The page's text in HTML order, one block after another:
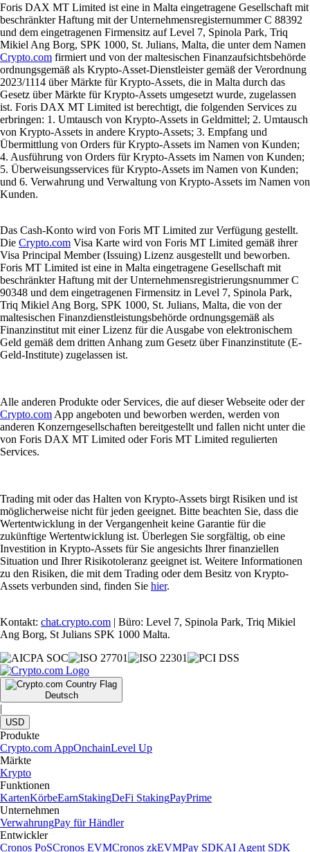
Foris DAX MT Limited ist eine in Malta eingetragene Gesellschaft mit
beschränkter Haftung mit der Unternehmensregisternummer C 88392
und dem eingetragenen Firmensitz auf Level 7, Spinola Park, Triq
Mikiel Ang Borg, SPK 1000, St. Julians, Malta, die unter dem Namen
Crypto.com firmiert und von der maltesischen Finanzaufsichtsbehörde
ordnungsgemäß als Krypto-Asset-Dienstleister gemäß der Verordnung
2023/1114 über Märkte für Krypto-Assets, die in Malta durch das
Gesetz über Märkte für Krypto-Assets umgesetzt wurde, zugelassen
ist. Foris DAX MT Limited ist berechtigt, die folgenden Services zu
erbringen: 1. Umtausch von Krypto-Assets in Geldmittel; 2. Umtausch
von Krypto-Assets in andere Krypto-Assets; 3. Empfang und
Übermittlung von Orders für Krypto-Assets im Namen von Kunden;
4. Ausführung von Orders für Krypto-Assets im Namen von Kunden;
5. Überweisungsservices für Krypto-Assets im Namen von Kunden;
und 6. Verwahrung und Verwaltung von Krypto-Assets im Namen von
Kunden.
Das Cash-Konto wird von Foris MT Limited zur Verfügung gestellt.
Die Crypto.com Visa Karte wird von Foris MT Limited gemäß ihrer
Visa Principal Member (Issuing) Lizenz ausgestellt und beworben.
Foris MT Limited ist eine in Malta eingetragene Gesellschaft mit
beschränkter Haftung mit der Unternehmensregistrierungsnummer C
90348 und dem eingetragenen Firmensitz in Level 7, Spinola Park,
Triq Mikiel Ang Borg, SPK 1000, St. Julians, Malta, die von der
maltesischen Finanzdienstleistungsbehörde ordnungsgemäß als
Finanzinstitut mit einer Lizenz für die Ausgabe von elektronischem
Geld gemäß dem dritten Anhang zum Gesetz über Finanzinstitute (E-
Geld-Institute) zugelassen ist.
Alle anderen Produkte oder Services, die auf dieser Webseite oder der
Crypto.com App angeboten und beworben werden, werden von
anderen Konzerngesellschaften bereitgestellt und fallen nicht unter die
von Foris DAX MT Limited oder Foris MT Limited regulierten
Services.
Trading mit oder das Halten von Krypto-Assets birgt Risiken und ist
möglicherweise nicht für jeden geeignet. Bitte beachten Sie, dass die
Wertentwicklung in der Vergangenheit keine Garantie für die
zukünftige Wertentwicklung ist. Überlegen Sie sorgfältig, ob eine
Investition in Krypto-Assets für Sie angesichts Ihrer finanziellen
Situation und Ihrer Risikotoleranz geeignet ist. Weitere Informationen
zu den Risiken, die mit dem Trading oder dem Besitz von Krypto-
Assets verbunden sind, finden Sie hier.
Kontakt: chat.crypto.com | Büro: Level 7, Spinola Park, Triq Mikiel
Ang Borg, St Julians SPK 1000 Malta.
Deutsch
|
USD
Produkte
Crypto.com AppOnchainLevel Up
Märkte
Krypto
Funktionen
KartenKörbeEarnStakingDeFi StakingPayPrime
Unternehmen
VerwahrungPay für Händler
Entwickler
Cronos PoSCronos EVMCronos zkEVMPay SDKAI Agent SDK